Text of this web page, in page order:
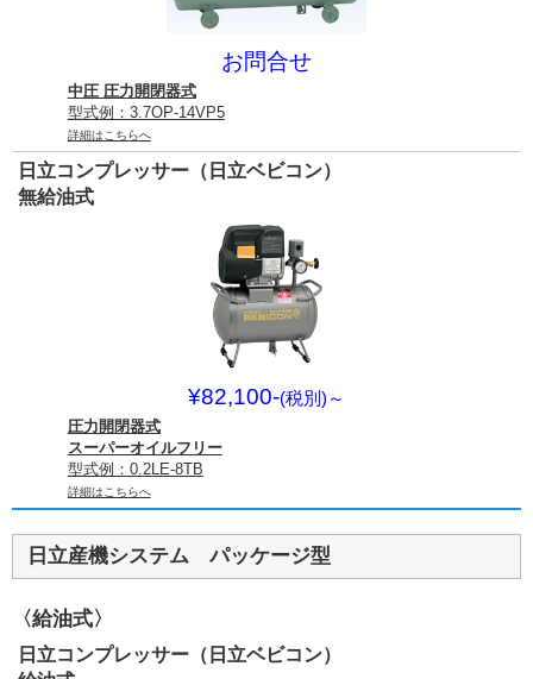
お問合せ
中圧 圧力開閉器式
型式例：3.7OP-14VP5
詳細はこちらへ
日立コンプレッサー（日立ベビコン）
無給油式
¥82,100-(税別) ～
圧力開閉器式
スーパーオイルフリー
型式例：0.2LE-8TB
詳細はこちらへ
日立産機システム パッケージ型
〈給油式〉
日立コンプレッサー（日立ベビコン）